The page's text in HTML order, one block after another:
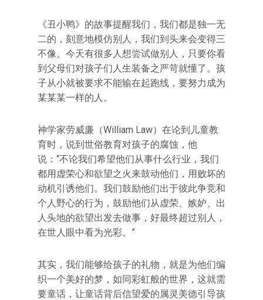
《丑小鸭》的故事提醒我们，我们都是独一无
二的，刻意地模仿别人，我们到头来会变得三
不像。今天有很多人想尝试做别人，只要你看
到父母们对孩子们人生装备之严苛就懂了。孩
子从小就被要求不能输在起跑线，要努力成为
某某某一样的人。
神学家劳威廉（William Law）在论到儿童教
育时，说到世俗教育对孩子的腐蚀，他
说：“不论我们希望他们从事什么行业，我们
都用虚荣心和欲望之火来鼓动他们，用败坏的
动机引诱他们。我们鼓励他们出于彼此争竞和
个人野心的行为，鼓励他们从虚荣、嫉妒、出
人头地的欲望出发去做事，好最终超过别人，
在世人眼中看为光彩。”
其实，我们能够给孩子的礼物，就是为他们编
织一个美好的梦，如同彩虹般的世界，这就需
要童话，让童话背后信望爱的属灵美德引导孩